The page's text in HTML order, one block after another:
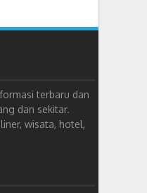
terbaru dan
dan sekitar.
wisata, hotel,